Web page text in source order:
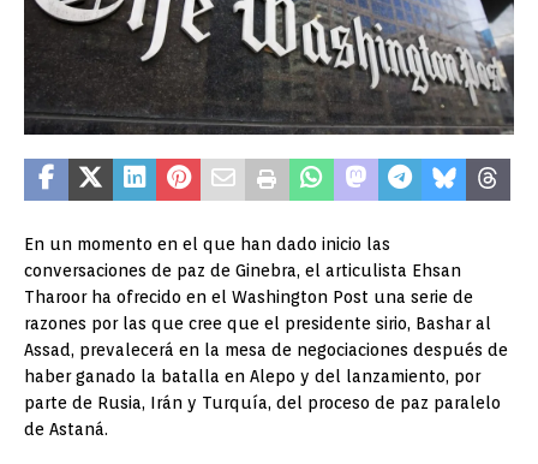
En un momento en el que han dado inicio las
conversaciones de paz de Ginebra, el articulista Ehsan
Tharoor ha ofrecido en el Washington Post una serie de
razones por las que cree que el presidente sirio, Bashar al
Assad, prevalecerá en la mesa de negociaciones después de
haber ganado la batalla en Alepo y del lanzamiento, por
parte de Rusia, Irán y Turquía, del proceso de paz paralelo
de Astaná.